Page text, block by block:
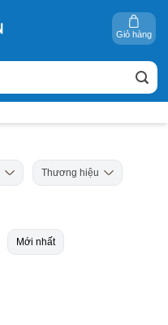
Giỏ hàng
Thương hiệu
Mới nhất